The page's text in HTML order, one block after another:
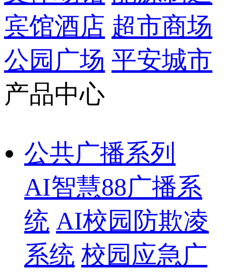
宾馆酒店 超市商场
公园广场 平安城市
产品中心
公共广播系列
AI智慧88广播系
统 AI校园防欺凌
系统 校园应急广